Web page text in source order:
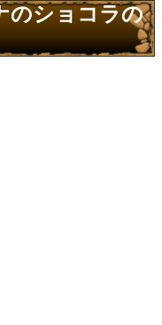
のショコラの